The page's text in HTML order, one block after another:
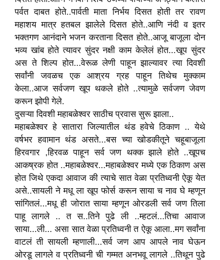
पर्वत दाबत होते..पार्वती माता निर्भय दिसत होती तर रावण
महाशय मात्र हतबल झालेले दिसत होते..आणि नंदी व इतर
भक्तगण आनंदाने भजन करताना दिसत होते..आजू बाजूला दोन
भव्य खांब होते त्यावर सुंदर नक्षी काम केलेलं होत...खूप सुंदर
अस ते शिल्प होत...वेरूळ लेणी पाहून झाल्यावर त्या दिवशी
सर्वांनी जवळच एक आश्रय ग्रह पाहून तिथेच मुक्काम
केला..आज सर्वजण खूप थकले होते ..त्यामुळे सर्वजण जेवण
करून झोपी गेले.
दुसऱ्या दिवशी महाबळेश्वर साठीच प्रवास सुरू झाला..
महाबळेश्वर हे सातारा जिल्यातील थंड हवेचे ठिकाण .. येथे
वर्षभर हवामान थंड असते...बस च्या खोडकीतूने चहूबाजूला
हिरवगार ,हिरवळ पाहून सर्व जण थक्क झाले होते ..खूपच
आकष्रक होत ..महाबळेश्वर...महाबळेश्वर मध्ये एक ठिकाण अस
होत जिथे एकदा आवाज की त्याचे सात वेळा प्रतिध्वनी ऐकू येत
असे..सायली ने मधू ला खूप फोर्स करून साया च नाव घे म्हणून
सांगितलं...मधू ही जोरात साया म्हणून ओरडली सर्व जण तिला
पाहू लागले .. त स..तिने पुढे ली ..म्हटलं...तिचा आवाज
साया...ली... असा सात वेळा प्रतिध्वनी त ऐकू आला..मग सर्वांना
वाटलं ती सायली म्हणाली...सर्व जण आप आपले नाव घेऊन
ओरडू लागले व प्रतिध्वनी ची गम्मत अनभवू लागले ..तिथून पुढे